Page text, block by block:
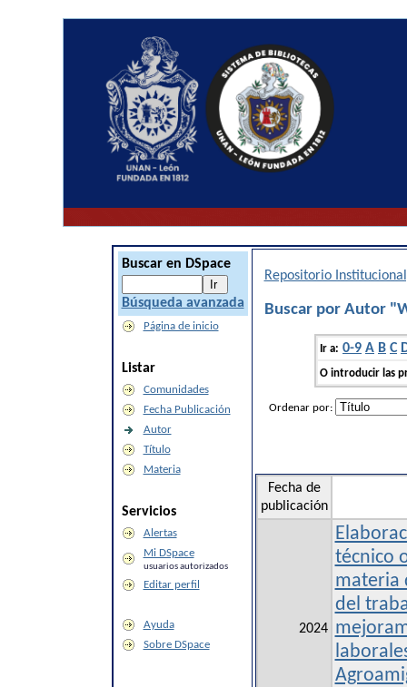
Buscar en DSpace
Búsqueda avanzada
Página de inicio
Listar
Comunidades
Fecha Publicación
Autor
Título
Materia
Servicios
Alertas
Mi DSpace
usuarios autorizados
Editar perfil
Ayuda
Sobre DSpace
Repositorio
Buscar por Autor
Ir a: 0-9 A B C
O introducir las
Ordenar por:
Fecha de
publicación
2024
técnico
materia
del